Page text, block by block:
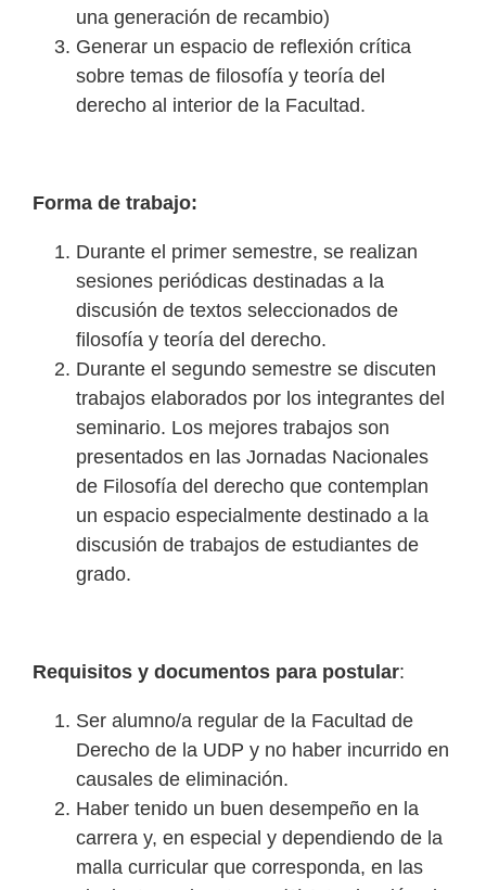
una generación de recambio)
Generar un espacio de reflexión crítica
sobre temas de filosofía y teoría del
derecho al interior de la Facultad.
Forma de trabajo:
Durante el primer semestre, se realizan
sesiones periódicas destinadas a la
discusión de textos seleccionados de
filosofía y teoría del derecho.
Durante el segundo semestre se discuten
trabajos elaborados por los integrantes del
seminario. Los mejores trabajos son
presentados en las Jornadas Nacionales
de Filosofía del derecho que contemplan
un espacio especialmente destinado a la
discusión de trabajos de estudiantes de
grado.
Requisitos y documentos para postular:
Ser alumno/a regular de la Facultad de
Derecho de la UDP y no haber incurrido en
causales de eliminación.
Haber tenido un buen desempeño en la
carrera y, en especial y dependiendo de la
malla curricular que corresponda, en las